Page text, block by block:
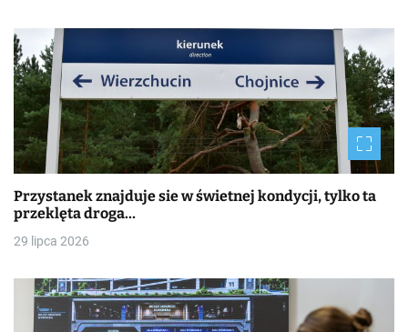
Przystanek znajduje sie w świetnej kondycji, tylko ta
przeklęta droga…
29 lipca 2026